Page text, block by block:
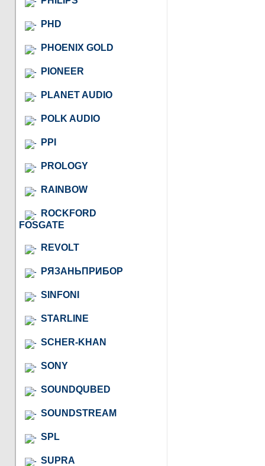
PHD
PHOENIX GOLD
PIONEER
PLANET AUDIO
POLK AUDIO
PPI
PROLOGY
RAINBOW
ROCKFORD
FOSGATE
REVOLT
РЯЗАНЬПРИБОР
SINFONI
STARLINE
SCHER-KHAN
SONY
SOUNDQUBED
SOUNDSTREAM
SPL
SUPRA